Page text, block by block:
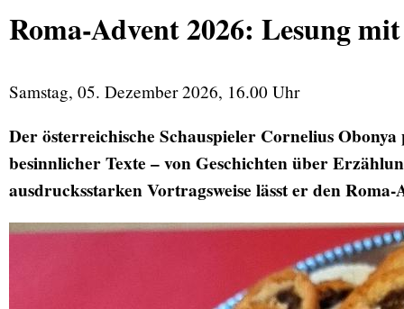
Roma-Advent 2026: Lesung
Samstag, 05. Dezember 2026, 16.00 Uhr
Der österreichische Schauspieler Cornelius
besinnlicher Texte – von Geschichten über
ausdrucksstarken Vortragsweise lässt er den